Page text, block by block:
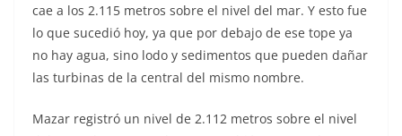
cae a los 2.115 metros sobre el nivel del mar. Y esto fue
lo que sucedió hoy, ya que por debajo de ese tope ya
no hay agua, sino lodo y sedimentos que pueden dañar
las turbinas de la central del mismo nombre.
Mazar registró un nivel de 2.112 metros sobre el nivel